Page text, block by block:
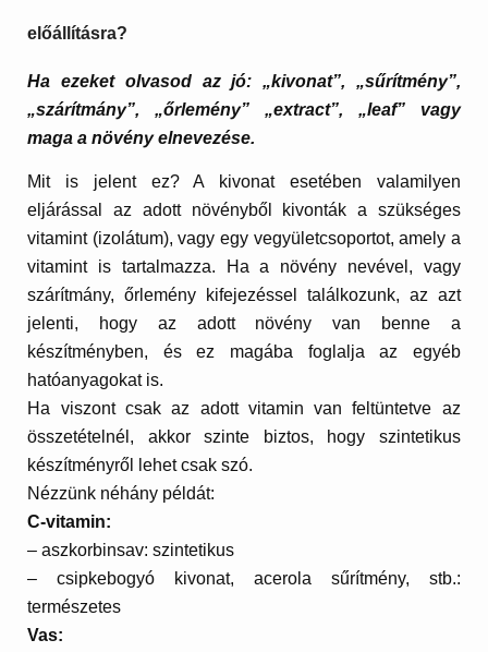
előállításra?
Ha ezeket olvasod az jó: „kivonat”, „sűrítmény”,
„szárítmány”, „őrlemény” „extract”, „leaf” vagy
maga a növény elnevezése.
Mit is jelent ez? A kivonat esetében valamilyen
eljárással az adott növényből kivonták a szükséges
vitamint (izolátum), vagy egy vegyületcsoportot, amely a
vitamint is tartalmazza. Ha a növény nevével, vagy
szárítmány, őrlemény kifejezéssel találkozunk, az azt
jelenti, hogy az adott növény van benne a
készítményben, és ez magába foglalja az egyéb
hatóanyagokat is.
Ha viszont csak az adott vitamin van feltüntetve az
összetételnél, akkor szinte biztos, hogy szintetikus
készítményről lehet csak szó.
Nézzünk néhány példát:
C-vitamin:
– aszkorbinsav: szintetikus
– csipkebogyó kivonat, acerola sűrítmény, stb.:
természetes
Vas: